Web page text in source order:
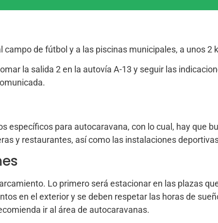
de fútbol y a las piscinas municipales, a unos 2
la salida 2 en la autovía A-13 y seguir las
específicos para autocaravana, con lo cual, hay que
y restaurantes, así como las instalaciones
Lo primero será estacionar en las plazas
en el exterior y se deben respetar las horas de
ir al área de autocaravanas.